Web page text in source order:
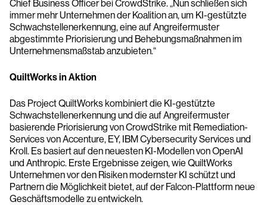
Chief Business Officer bei CrowdStrike. „Nun schließen sich
immer mehr Unternehmen der Koalition an, um KI-gestützte
Schwachstellenerkennung, eine auf Angreifermuster
abgestimmte Priorisierung und Behebungsmaßnahmen im
Unternehmensmaßstab anzubieten.“
QuiltWorks in Aktion
Das Project QuiltWorks kombiniert die KI-gestützte
Schwachstellenerkennung und die auf Angreifermuster
basierende Priorisierung von CrowdStrike mit Remediation-
Services von Accenture, EY, IBM Cybersecurity Services und
Kroll. Es basiert auf den neuesten KI-Modellen von OpenAI
und Anthropic. Erste Ergebnisse zeigen, wie QuiltWorks
Unternehmen vor den Risiken modernster KI schützt und
Partnern die Möglichkeit bietet, auf der Falcon-Plattform neue
Geschäftsmodelle zu entwickeln.